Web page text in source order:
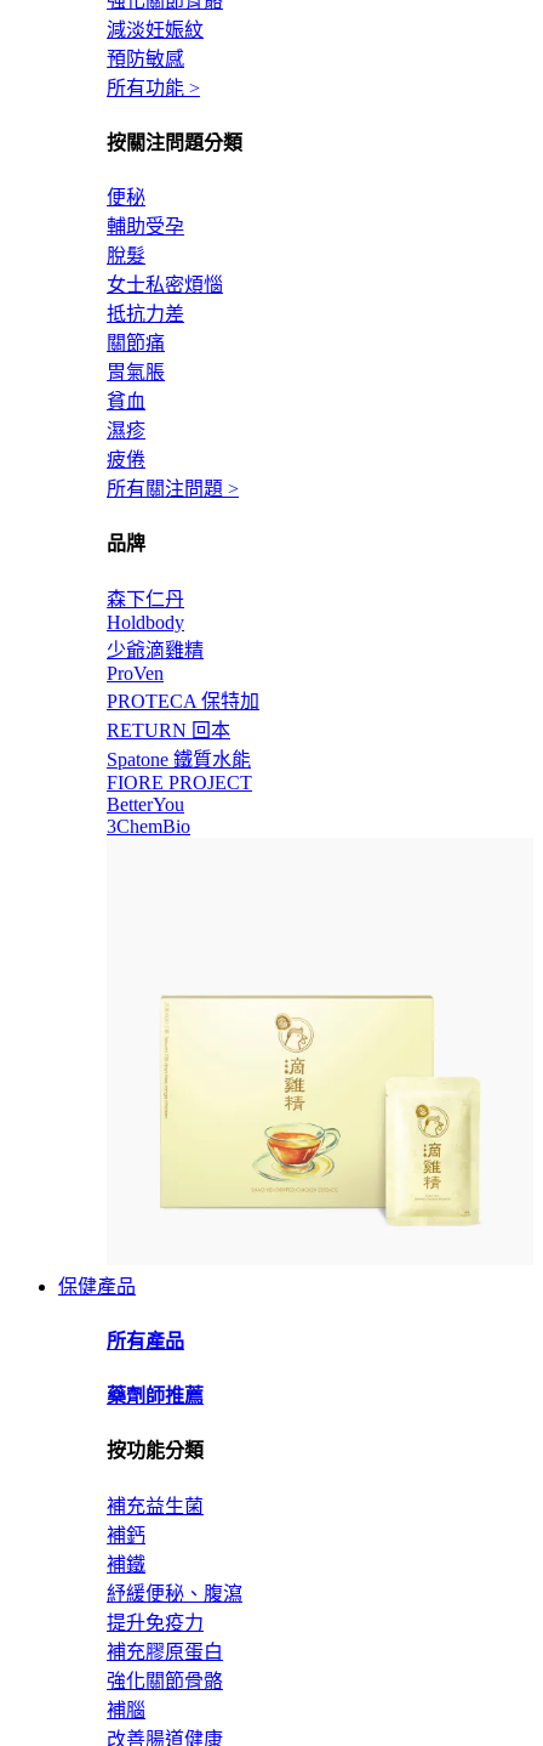
減淡妊娠紋
預防敏感
所有功能 >
按關注問題分類
便秘
輔助受孕
脫髮
女士私密煩惱
抵抗力差
關節痛
胃氣脹
貧血
濕疹
疲倦
所有關注問題 >
品牌
森下仁丹
Holdbody
少爺滴雞精
ProVen
PROTECA 保特加
RETURN 回本
Spatone 鐵質水能
FIORE PROJECT
BetterYou
3ChemBio
保健產品
所有產品
藥劑師推薦
按功能分類
補充益生菌
補鈣
補鐵
紓緩便秘、腹瀉
提升免疫力
補充膠原蛋白
強化關節骨骼
補腦
改善腸道健康